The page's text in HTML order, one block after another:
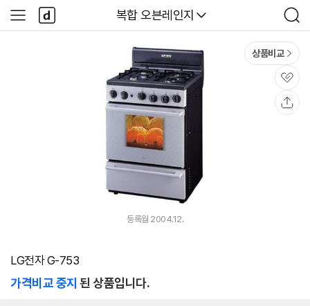
다나와
복합 오븐레인지
검
색
사
이
다
나
와
상품비교
관
심
등록월 2004.12.
LG전자 G-753
가격비교 중지 된 상품입니다.